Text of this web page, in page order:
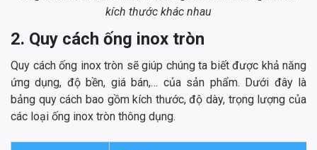
kích thước khác nhau
2. Quy cách ống inox tròn
Quy cách ống inox tròn sẽ giúp chúng ta biết được khả năng
ứng dụng, độ bền, giá bán,… của sản phẩm. Dưới đây là
bảng quy cách bao gồm kích thước, độ dày, trọng lượng của
các loại ống inox tròn thông dụng.